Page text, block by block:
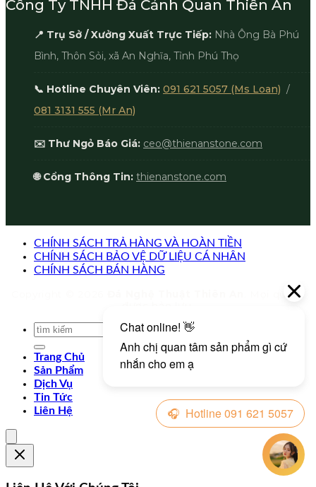
Công Ty TNHH Đá Cảnh Quan Thiên An
📍 Trụ Sở / Xưởng Xuất Trực Tiếp: Nhà Ông Bà Phú
Bình, Thôn Sỏi, xã An Nghĩa, Tỉnh Phú Thọ
📞 Hotline Chuyên Viên: 091 621 5057 (Ms Loan) /
081 3131 555 (Mr An)
✉️ Thư Ngỏ Báo Giá: ceo@thienanstone.com
🌐 Cổng Thông Tin: thienanstone.com
CHÍNH SÁCH TRẢ HÀNG VÀ HOÀN TIỀN
CHÍNH SÁCH BẢO VỆ DỮ LIỆU CÁ NHÂN
CHÍNH SÁCH BÁN HÀNG
. Mọi quyền
Trang Chủ
Sản Phẩm
Dịch Vụ
Tin Tức
Liên Hệ